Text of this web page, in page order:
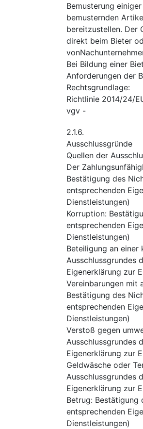
Bemusterung
bemusternden
bereitzustellen. Der
direkt beim Bieter
Bei Bildung einer
Anforderungen der
Rechtsgrundlage:
Richtlinie 2014/24/
vgv -
2.1.6.
Ausschlussgründe
Quellen der
Der
Bestätigung des
entsprechenden
Dienstleistungen)
Korruption:
entsprechenden
Dienstleistungen)
Beteiligung an einer
Ausschlussgrundes
Eigenerklärung zur
Vereinbarungen mit
Bestätigung des
entsprechenden
Dienstleistungen)
Verstoß gegen
Ausschlussgrundes
Eigenerklärung zur
Geldwäsche oder
Ausschlussgrundes
Eigenerklärung zur
Betrug: Bestätigung
entsprechenden
Dienstleistungen)